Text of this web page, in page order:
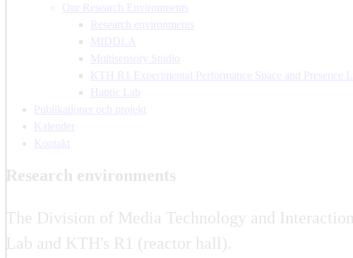
Our Research Environments
Research environments
MIDDLA
Multisensory Studio
KTH R1 Experimental Performance Space and Presence
Haptic Lab
Publikationer och projekt
Kalender
Kontakt
Research environments
The Division of Media Technology and
Lab and KTH's R1 (reactor hall).